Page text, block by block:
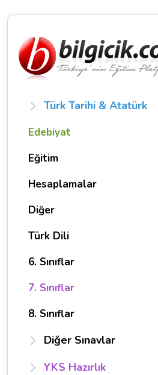
Türk Tarihi & Atatürk
Edebiyat
Eğitim
Hesaplamalar
Diğer
Türk Dili
6. Sınıflar
7. Sınıflar
8. Sınıflar
Diğer Sınavlar
YKS Hazırlık